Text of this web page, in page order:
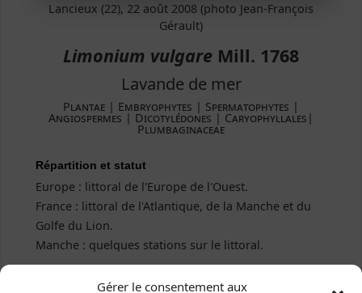
Gérer le consentement aux
Lancieux (22), 22 août 2008 (photo Jean-François
Gérault)
Limonium vulgare Mill. 1768
Lavande de mer
Plantae ­| Embryophytes | Spermatophytes |
Angiospermes | Dicotylédones | Caryophyllales|
Plumbaginaceae
Répartition et statut
Europe : littoral de l'Europe de l'Ouest.
France : littoral de l'Atlantique, de la Manche et du
Golfe du Lion.
Manche : quelques stations sur le littoral.